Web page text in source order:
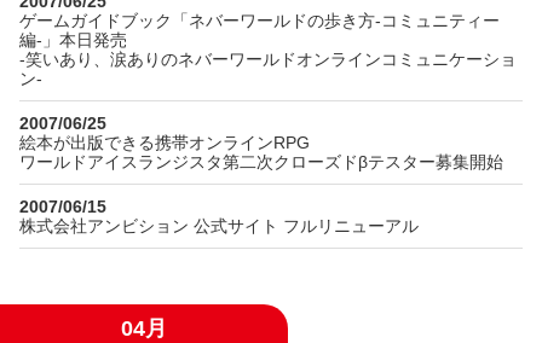
ゲームガイドブック「ネバーワールドの歩き方-コミュニティー
編-」本日発売
-笑いあり、涙ありのネバーワールドオンラインコミュニケーショ
ン-
2007/06/25
絵本が出版できる携帯オンラインRPG
ワールドアイスランジスタ第二次クローズドβテスター募集開始
2007/06/15
株式会社アンビション 公式サイト フルリニューアル
04月